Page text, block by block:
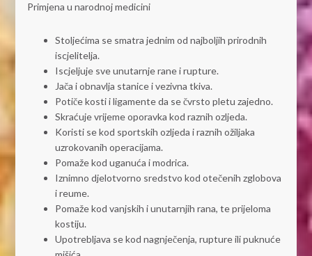
Primjena u narodnoj medicini
Stoljećima se smatra jednim od najboljih prirodnih
iscjelitelja.
Iscjeljuje sve unutarnje rane i rupture.
Jača i obnavlja stanice i vezivna tkiva.
Potiče kosti i ligamente da se čvrsto pletu zajedno.
Skraćuje vrijeme oporavka kod raznih ozljeda.
Koristi se kod sportskih ozljeda i raznih ožiljaka
uzrokovanih operacijama.
Pomaže kod uganuća i modrica.
Iznimno djelotvorno sredstvo kod otečenih zglobova
i reume.
Pomaže kod vanjskih i unutarnjih rana, te prijeloma
kostiju.
Upotrebljava se kod nagnječenja, rupture ili puknuće